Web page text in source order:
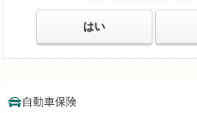
はい
自動車保険